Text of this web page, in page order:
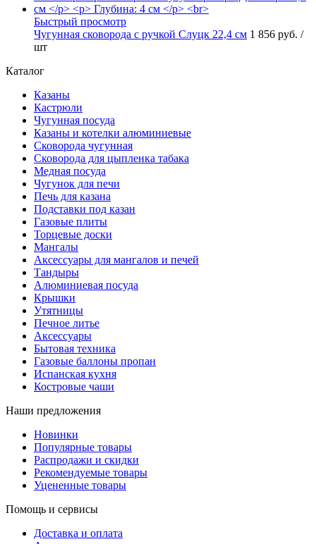
Быстрый просмотр
Чугунная сковорода с ручкой Слуцк 22,4 см 1 856 руб. /
шт
Каталог
Казаны
Кастрюли
Чугунная посуда
Казаны и котелки алюминиевые
Сковорода чугунная
Сковорода для цыпленка табака
Медная посуда
Чугунок для печи
Печь для казана
Подставки под казан
Газовые плиты
Торцевые доски
Мангалы
Аксессуары для мангалов и печей
Тандыры
Алюминиевая посуда
Крышки
Утятницы
Печное литье
Аксессуары
Бытовая техника
Газовые баллоны пропан
Испанская кухня
Костровые чаши
Наши предложения
Новинки
Популярные товары
Распродажи и скидки
Рекомендуемые товары
Уцененные товары
Помощь и сервисы
Доставка и оплата